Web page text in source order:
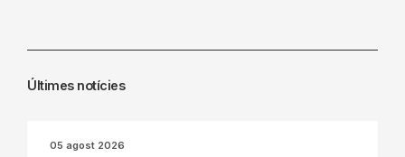
Últimes notícies
05 agost 2026